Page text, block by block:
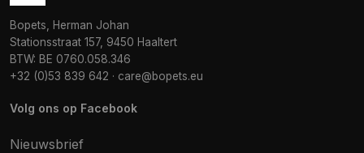
Bopets, Herman Johan
Stationsstraat 157, 9450 Haaltert
BTW: BE 0760.058.346
+32 (0)53 839 642 · care@bopets.eu
Volg ons op Facebook
Nieuwsbrief